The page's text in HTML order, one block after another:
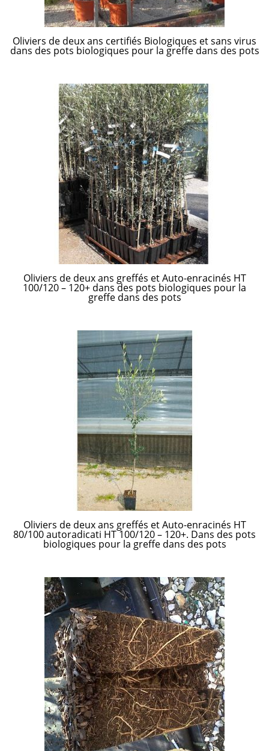
Oliviers de deux ans certifiés Biologiques et sans virus
dans des pots biologiques pour la greffe dans des pots
Oliviers de deux ans greffés et Auto-enracinés HT
100/120 – 120+ dans des pots biologiques pour la
greffe dans des pots
Oliviers de deux ans greffés et Auto-enracinés HT
80/100 autoradicati HT 100/120 – 120+. Dans des pots
biologiques pour la greffe dans des pots